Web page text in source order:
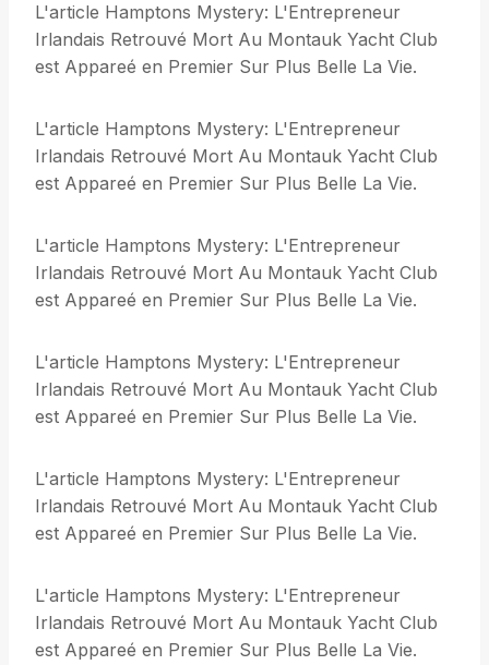
L'article Hamptons Mystery: L'Entrepreneur
Irlandais Retrouvé Mort Au Montauk Yacht Club
est Appareé en Premier Sur Plus Belle La Vie.
L'article Hamptons Mystery: L'Entrepreneur
Irlandais Retrouvé Mort Au Montauk Yacht Club
est Appareé en Premier Sur Plus Belle La Vie.
L'article Hamptons Mystery: L'Entrepreneur
Irlandais Retrouvé Mort Au Montauk Yacht Club
est Appareé en Premier Sur Plus Belle La Vie.
L'article Hamptons Mystery: L'Entrepreneur
Irlandais Retrouvé Mort Au Montauk Yacht Club
est Appareé en Premier Sur Plus Belle La Vie.
L'article Hamptons Mystery: L'Entrepreneur
Irlandais Retrouvé Mort Au Montauk Yacht Club
est Appareé en Premier Sur Plus Belle La Vie.
L'article Hamptons Mystery: L'Entrepreneur
Irlandais Retrouvé Mort Au Montauk Yacht Club
est Appareé en Premier Sur Plus Belle La Vie.